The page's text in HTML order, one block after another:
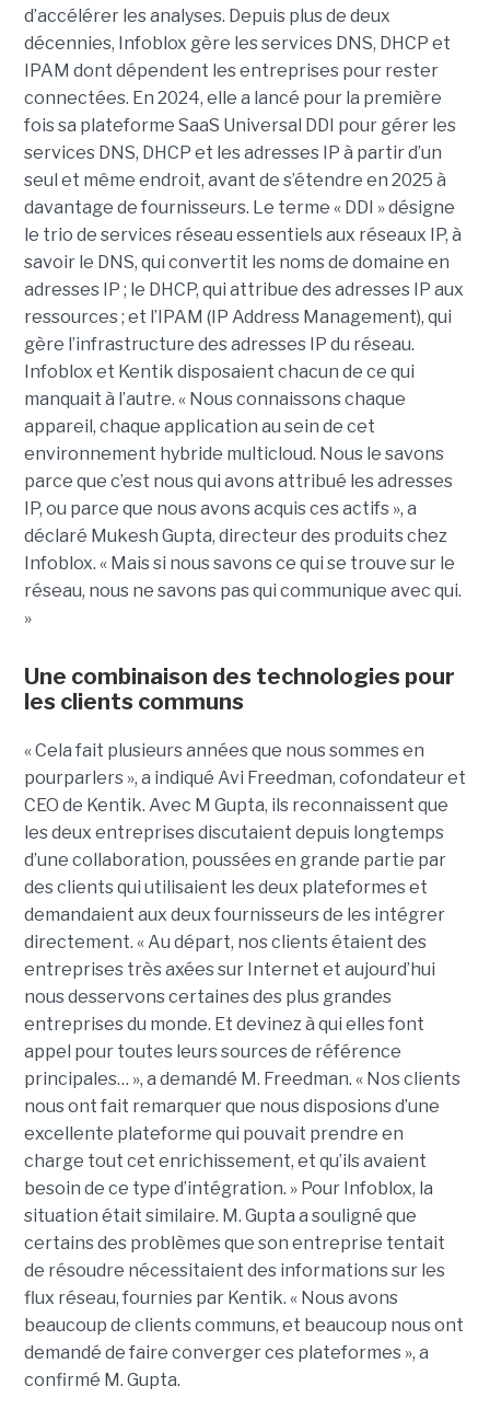
d’accélérer les analyses. Depuis plus de deux
décennies, Infoblox gère les services DNS, DHCP et
IPAM dont dépendent les entreprises pour rester
connectées. En 2024, elle a lancé pour la première
fois sa plateforme SaaS Universal DDI pour gérer les
services DNS, DHCP et les adresses IP à partir d’un
seul et même endroit, avant de s’étendre en 2025 à
davantage de fournisseurs. Le terme « DDI » désigne
le trio de services réseau essentiels aux réseaux IP, à
savoir le DNS, qui convertit les noms de domaine en
adresses IP ; le DHCP, qui attribue des adresses IP aux
ressources ; et l’IPAM (IP Address Management), qui
gère l’infrastructure des adresses IP du réseau.
Infoblox et Kentik disposaient chacun de ce qui
manquait à l’autre. « Nous connaissons chaque
appareil, chaque application au sein de cet
environnement hybride multicloud. Nous le savons
parce que c’est nous qui avons attribué les adresses
IP, ou parce que nous avons acquis ces actifs », a
déclaré Mukesh Gupta, directeur des produits chez
Infoblox. « Mais si nous savons ce qui se trouve sur le
réseau, nous ne savons pas qui communique avec qui.
»
Une combinaison des technologies pour
les clients communs
« Cela fait plusieurs années que nous sommes en
pourparlers », a indiqué Avi Freedman, cofondateur et
CEO de Kentik. Avec M Gupta, ils reconnaissent que
les deux entreprises discutaient depuis longtemps
d’une collaboration, poussées en grande partie par
des clients qui utilisaient les deux plateformes et
demandaient aux deux fournisseurs de les intégrer
directement. « Au départ, nos clients étaient des
entreprises très axées sur Internet et aujourd’hui
nous desservons certaines des plus grandes
entreprises du monde. Et devinez à qui elles font
appel pour toutes leurs sources de référence
principales… », a demandé M. Freedman. « Nos clients
nous ont fait remarquer que nous disposions d’une
excellente plateforme qui pouvait prendre en
charge tout cet enrichissement, et qu’ils avaient
besoin de ce type d’intégration. » Pour Infoblox, la
situation était similaire. M. Gupta a souligné que
certains des problèmes que son entreprise tentait
de résoudre nécessitaient des informations sur les
flux réseau, fournies par Kentik. « Nous avons
beaucoup de clients communs, et beaucoup nous ont
demandé de faire converger ces plateformes », a
confirmé M. Gupta.